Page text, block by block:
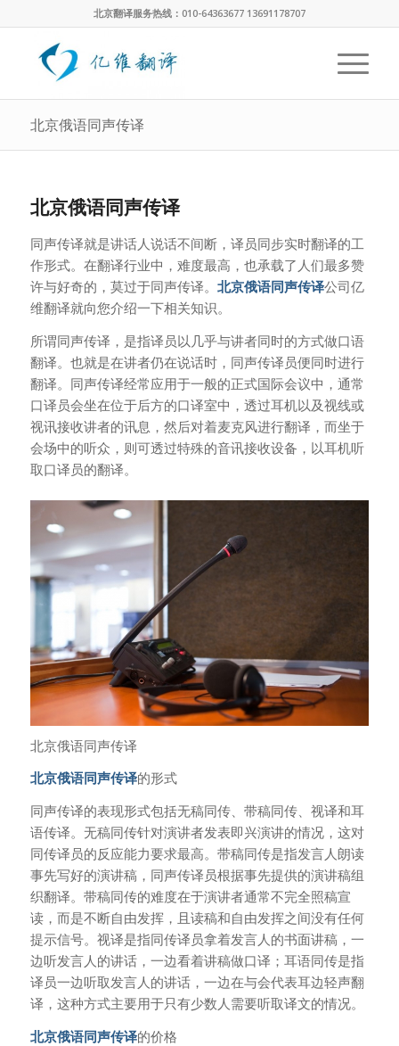
北京翻译服务热线：010-64363677 13691178707
北京俄语同声传译
北京俄语同声传译
同声传译就是讲话人说话不间断，译员同步实时翻译的工
作形式。在翻译行业中，难度最高，也承载了人们最多赞
许与好奇的，莫过于同声传译。 北京俄语同声传译公司亿
维翻译就向您介绍一下相关知识。
所谓同声传译，是指译员以几乎与讲者同时的方式做口语
翻译。也就是在讲者仍在说话时，同声传译员便同时进行
翻译。同声传译经常应用于一般的正式国际会议中，通常
口译员会坐在位于后方的口译室中，透过耳机以及视线或
视讯接收讲者的讯息，然后对着麦克风进行翻译，而坐于
会场中的听众，则可透过特殊的音讯接收设备，以耳机听
取口译员的翻译。
北京俄语同声传译
北京俄语同声传译的形式
同声传译的表现形式包括无稿同传、带稿同传、视译和耳
语传译。无稿同传针对演讲者发表即兴演讲的情况，这对
同传译员的反应能力要求最高。带稿同传是指发言人朗读
事先写好的演讲稿，同声传译员根据事先提供的演讲稿组
织翻译。带稿同传的难度在于演讲者通常不完全照稿宣
读，而是不断自由发挥，且读稿和自由发挥之间没有任何
提示信号。视译是指同传译员拿着发言人的书面讲稿，一
边听发言人的讲话，一边看着讲稿做口译；耳语同传是指
译员一边听取发言人的讲话，一边在与会代表耳边轻声翻
译，这种方式主要用于只有少数人需要听取译文的情况。
北京俄语同声传译的价格